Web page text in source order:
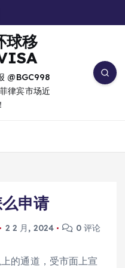
@BGC998
律宾市场近
申请
2 2 月, 2024 0 评论
的通道，受市面上宣